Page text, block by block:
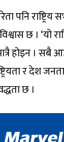
पनि
छ । ‘यो
होइन ।
र देश
छ ।